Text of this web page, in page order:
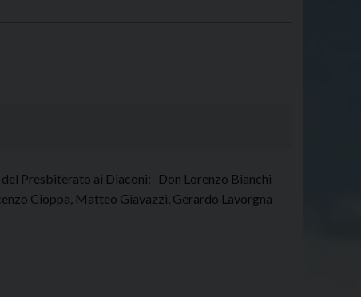
Presbiterato ai Diaconi: Don Lorenzo Bianchi
Cioppa, Matteo Giavazzi, Gerardo Lavorgna